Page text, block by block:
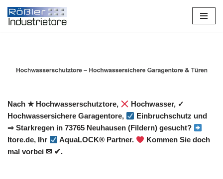
Zum
Nach ★ Hochwasserschutztore,
Hochwasser, ✓
Hochwassersichere Garagentore,
Einbruchschutz und
⇒ Starkregen in 73765 Neuhausen (Fildern) gesucht?
Itore.de, Ihr
AquaLOCK® Partner.
Kommen Sie doch
mal vorbei ✉ ✔.